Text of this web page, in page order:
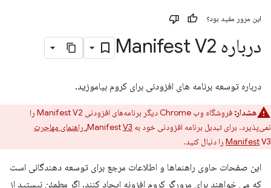
این مرور مفید بود؟
درباره Manifest V2
درباره توسعه برنامه های افزودنی برای کروم بیاموزید.
هشدار:
فروشگاه وب Chrome دیگر برنامه‌های افزودنی Manifest V2 را
نمی‌پذیرد. برای تبدیل برنامه افزودنی خود به Manifest
V3، راهنمای مهاجرت
ManifestV3 را دنبال کنید.
این صفحات حاوی راهنماها و اطلاعات مرجع برای توسعه دهندگانی است
که می خواهند برای مرورگر کروم افزونه ایجاد کنند. اگر مطمئن نیستید از